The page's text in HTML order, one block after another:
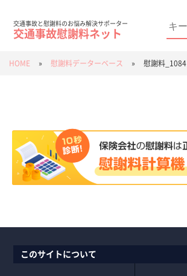
交通事故と慰謝料のお悩み解決サポーター
交通事故慰謝料ネット
HOME » 慰謝料データーベース » 慰謝料_1084
このサイトについて